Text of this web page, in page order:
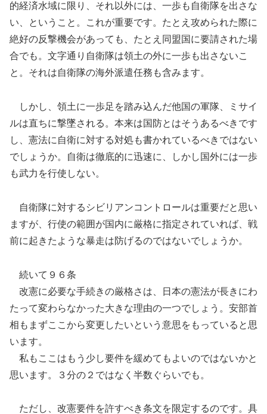
的経済水域に限り、それ以外には、一歩も自衛隊を出さな
い、ということ。これが重要です。たとえ攻められた際に
絶好の反撃機会があっても、たとえ同盟国に要請された場
合でも。文字通り自衛隊は領土の外に一歩も出さないこ
と。それは自衛隊の海外派遣任務も含みます。
しかし、領土に一歩足を踏み込んだ他国の軍隊、ミサイ
ルは直ちに撃墜される。本来は国防とはそうあるべきです
し、憲法に自衛に対する対処も書かれているべきではない
でしょうか。自衛は徹底的に迅速に、しかし国外には一歩
も武力を行使しない。
自衛隊に対するシビリアンコントロールは重要だと思い
ますが、行使の範囲が国内に厳格に指定されていれば、戦
前に起きたような暴走は防げるのではないでしょうか。
続いて９６条
改憲に必要な手続きの厳格さは、日本の憲法が長きにわ
たって変わらなかった大きな理由の一つでしょう。安部首
相もまずここから変更したいという意思をもっていると思
います。
私もここはもう少し要件を緩めてもよいのではないかと
思います。３分の２ではなく半数ぐらいでも。
ただし、改憲要件を許すべき条文を限定するのです。具